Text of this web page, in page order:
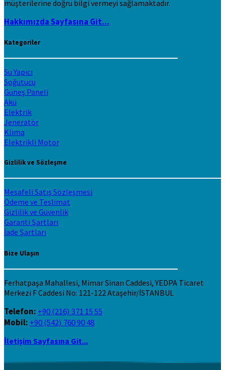
müşterilerine doğru bilgi vermeyi sağlamaktadır.
Hakkımızda Sayfasına Git...
Kategoriler
Su Yapıcı
Soğutucu
Güneş Paneli
Akü
Elektrik
Jeneratör
Klima
Elektrikli Motor
Gizlilik ve Sözleşme
Mesafeli Satış Sözleşmesi
Ödeme ve Teslimat
Gizlilik ve Güvenlik
Garanti Şartları
İade Şartları
Bize Ulaşın
Ferhatpaşa Mahallesi, Mimar Sinan Caddesi, YEDPA Ticaret
Merkezi F Caddesi No: 121-122 Ataşehir/İSTANBUL
Telefon: +90 (216) 371 15 55
Mobil: +90 (542) 760 90 48
İletişim Sayfasına Git...